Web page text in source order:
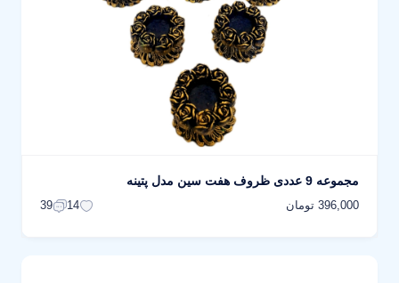
مجموعه 9 عددی ظروف هفت سین مدل پتینه
396,000 تومان 14
39